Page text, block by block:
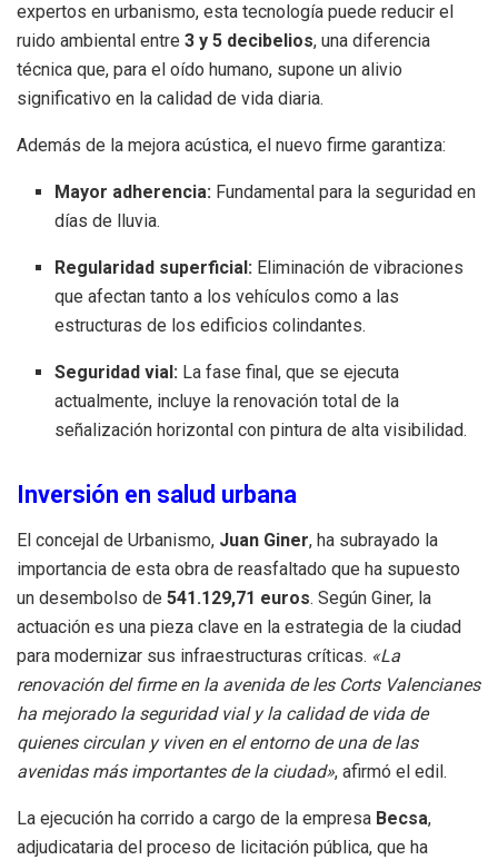
expertos en urbanismo, esta tecnología puede reducir el
ruido ambiental entre 3 y 5 decibelios, una diferencia
técnica que, para el oído humano, supone un alivio
significativo en la calidad de vida diaria.
Además de la mejora acústica, el nuevo firme garantiza:
Mayor adherencia: Fundamental para la seguridad en
días de lluvia.
Regularidad superficial: Eliminación de vibraciones
que afectan tanto a los vehículos como a las
estructuras de los edificios colindantes.
Seguridad vial: La fase final, que se ejecuta
actualmente, incluye la renovación total de la
señalización horizontal con pintura de alta visibilidad.
Inversión en salud urbana
El concejal de Urbanismo, Juan Giner, ha subrayado la
importancia de esta obra de reasfaltado que ha supuesto
un desembolso de 541.129,71 euros. Según Giner, la
actuación es una pieza clave en la estrategia de la ciudad
para modernizar sus infraestructuras críticas. «La
renovación del firme en la avenida de les Corts Valencianes
ha mejorado la seguridad vial y la calidad de vida de
quienes circulan y viven en el entorno de una de las
avenidas más importantes de la ciudad», afirmó el edil.
La ejecución ha corrido a cargo de la empresa Becsa,
adjudicataria del proceso de licitación pública, que ha